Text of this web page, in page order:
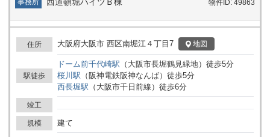
て、三洋ビルは理想的なビジネス拠点となります。ぜひ、この機会
にご検討いただきたい物件です。
事務所 物件ID: 49863
住所 大阪府大阪市 西区南堀江４丁目7 地図
駅徒歩
ドーム前千代崎駅 （ 大阪市長堀鶴見緑地） 徒歩5分
桜川駅 （ 阪神電鉄阪神なんば） 徒歩5分
西長堀駅 （ 大阪市千日前線 ） 徒歩6分
竣工
規模 建て